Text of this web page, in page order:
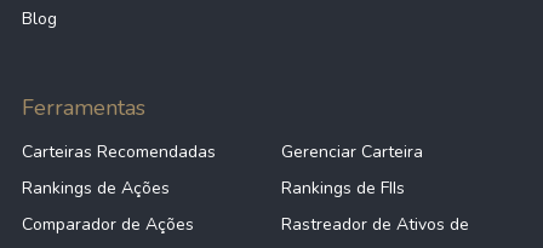
Blog
Ferramentas
Carteiras Recomendadas
Gerenciar Carteira
Rankings de Ações
Rankings de FIIs
Comparador de Ações
Rastreador de Ativos de